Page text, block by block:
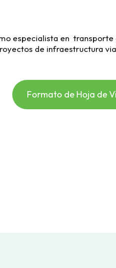
especialista en transporte
de infraestructura
Formato de Hoja de